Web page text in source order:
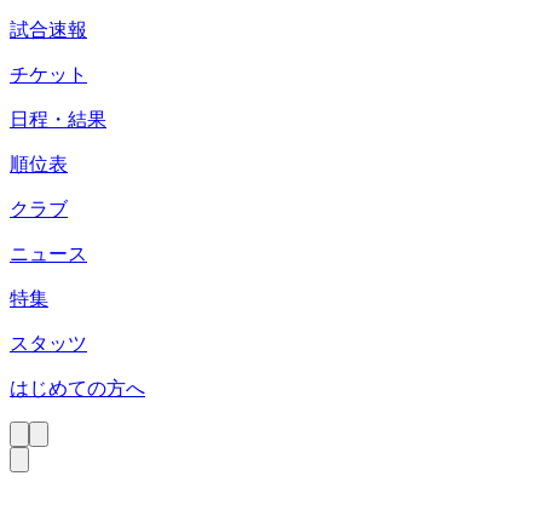
試合速報
チケット
日程・結果
順位表
クラブ
ニュース
特集
スタッツ
はじめての方へ